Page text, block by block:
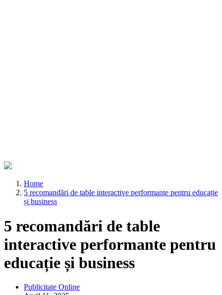
Home
5 recomandări de table interactive performante pentru educație
și business
5 recomandări de table
interactive performante pentru
educație și business
Publicitate Online